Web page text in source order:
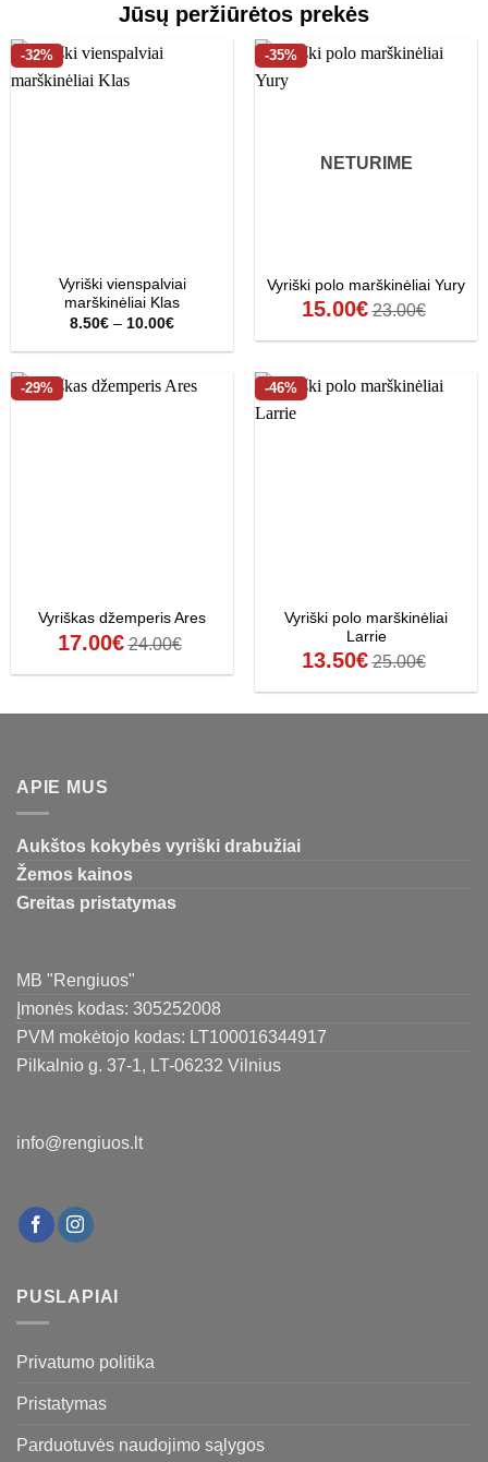
Jūsų peržiūrėtos prekės
-32%
Vyriški vienspalviai
marškinėliai Klas
8.50€ – 10.00€Price
8.50€
-35%
NETURIME
Vyriški polo marškinėliai Yury
15.00€ 23.00€
-29%
Vyriškas džemperis Ares
17.00€ 24.00€
-46%
Vyriški polo marškinėliai
Larrie
13.50€ 25.00€
APIE MUS
Aukštos kokybės vyriški drabužiai
Žemos kainos
Greitas pristatymas
MB "Rengiuos"
Įmonės kodas: 305252008
PVM mokėtojo kodas: LT100016344917
Pilkalnio g. 37-1, LT-06232 Vilnius
info@rengiuos.lt
PUSLAPIAI
Privatumo politika
Pristatymas
Parduotuvės naudojimo sąlygos